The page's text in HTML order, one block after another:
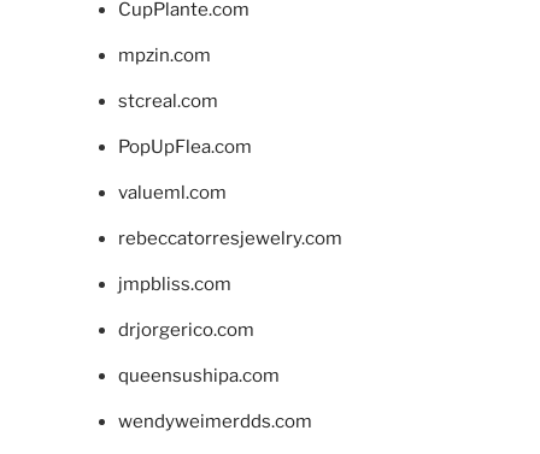
CupPlante.com
mpzin.com
stcreal.com
PopUpFlea.com
valueml.com
rebeccatorresjewelry.com
jmpbliss.com
drjorgerico.com
queensushipa.com
wendyweimerdds.com